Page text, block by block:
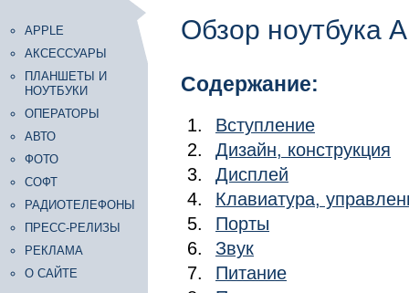
APPLE
АКСЕССУАРЫ
ПЛАНШЕТЫ И
НОУТБУКИ
ОПЕРАТОРЫ
АВТО
ФОТО
СОФТ
РАДИОТЕЛЕФОНЫ
ПРЕСС-РЕЛИЗЫ
РЕКЛАМА
О САЙТЕ
Обзор ноутбука
Содержание:
Вступление
Дизайн, конструкция
Дисплей
Клавиатура,
Порты
Звук
Питание